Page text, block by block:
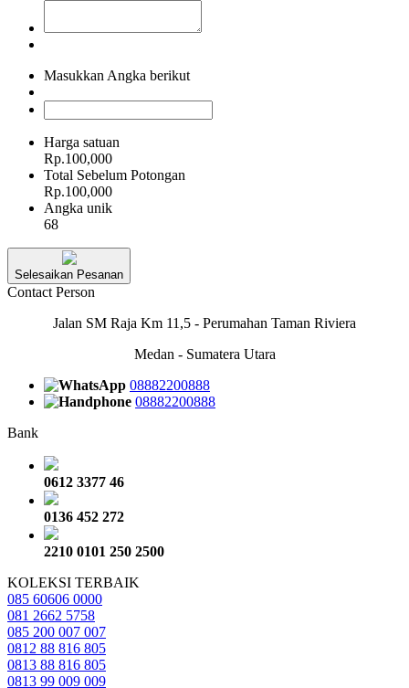
Masukkan Angka berikut
Harga satuan
Rp.100,000
Total Sebelum Potongan
Rp.100,000
Angka unik
68
Selesaikan Pesanan
Contact Person
Jalan SM Raja Km 11,5 - Perumahan Taman Riviera
Medan - Sumatera Utara
08882200888
08882200888
Bank
0612 3377 46
0136 452 272
2210 0101 250 2500
KOLEKSI TERBAIK
085 60606 0000
081 2662 5758
085 200 007 007
0812 88 816 805
0813 88 816 805
0813 99 009 009